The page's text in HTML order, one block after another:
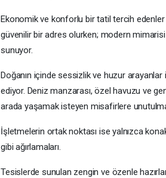
Ekonomik ve konforlu bir tatil tercih
güvenilir bir adres olurken; modern
sunuyor.
Doğanın içinde sessizlik ve huzur
ediyor. Deniz manzarası, özel havuzu ve
arada yaşamak isteyen misafirlere
İşletmelerin ortak noktası ise yalnızca
gibi ağırlamaları.
Tesislerde sunulan zengin ve özenle